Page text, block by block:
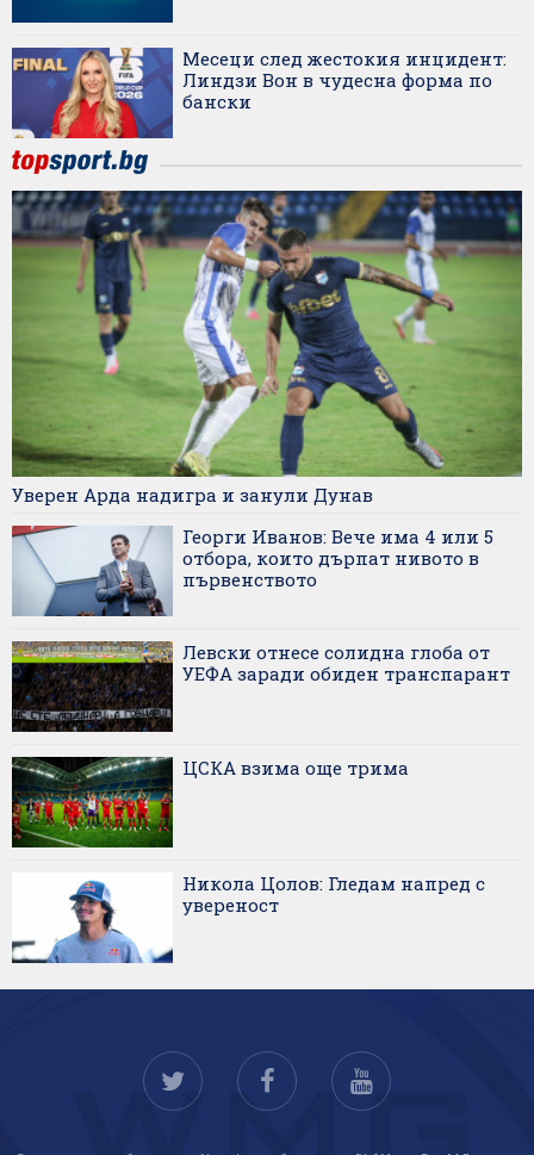
Месеци след жестокия инцидент:
Линдзи Вон в чудесна форма по
бански
Уверен Арда надигра и занули Дунав
Георги Иванов: Вече има 4 или 5
отбора, които дърпат нивото в
първенството
Левски отнесе солидна глоба от
УЕФА заради обиден транспарант
ЦСКА взима още трима
Никола Цолов: Гледам напред с
увереност